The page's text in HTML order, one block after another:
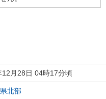
12月28日 04時17分頃
北部